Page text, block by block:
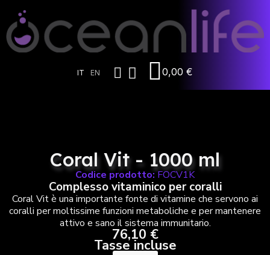
IT EN 0,00 €
Coral Vit - 1000 ml
Codice prodotto: FOCV1K
Complesso vitaminico per coralli
Coral Vit è una importante fonte di vitamine che servono ai
coralli per moltissime funzioni metaboliche e per mantenere
attivo e sano il sistema immunitario.
76,10 €
Tasse incluse